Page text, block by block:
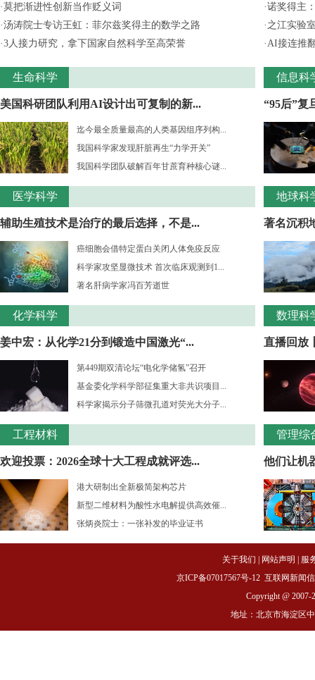
·莫把渐进性创新当作贬义词
·汤涛院士专访王虹：菲尔兹奖得主的数学之路
·3人接力研究，拿下国家自然科学至高荣誉
生命科学
美国科研团队利用AI设计出可复制的新...
迄今最全质量最高的人类基因组序列构...
我国科学家发现肝脏再生“力学开关”
我国科学团队破解百年甘蔗育种核心谜...
医学科学
辅助生殖技术是治疗的最后选择，不是...
癌细胞会借特定蛋白关闭人体免疫反应
科学家攻坚显微技术 首次临床观测到1...
著名肝病学家冯百芳逝世
化学科学
姜中宏：从化学21分到锻造中国激光“...
第449期双清论坛“电化学储氢”召开
基金委化学科学部征集重大非共识项目...
科学家揭示分子筛微孔道对荧光大分子...
工程材料
欢迎投票：2026全球十大工程成就评选...
港大研制出全新极简架构芯片
新型二维材料为酸性水电解提供高效催...
张炳炎院士：一张补发的毕业证书
·诺奖得主
· 之江实验
·AI接连推
信息科
“95后”复
地球科
著名沉积
数理科
直播回放
管理综
他们让机
关于我们 网站声明
服
京ICP备07017567号-12 互联网新闻
Copyright @ 2007-
地址：北京市海淀区